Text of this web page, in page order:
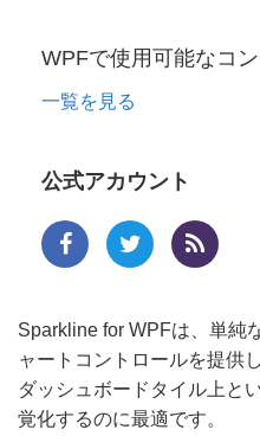
WPFで使用可能なコ
一覧を見る
公式アカウント
Sparkline for WPFは、単純
ャートコントロールを提供
ダッシュボードタイル上と
覚化するのに最適です。